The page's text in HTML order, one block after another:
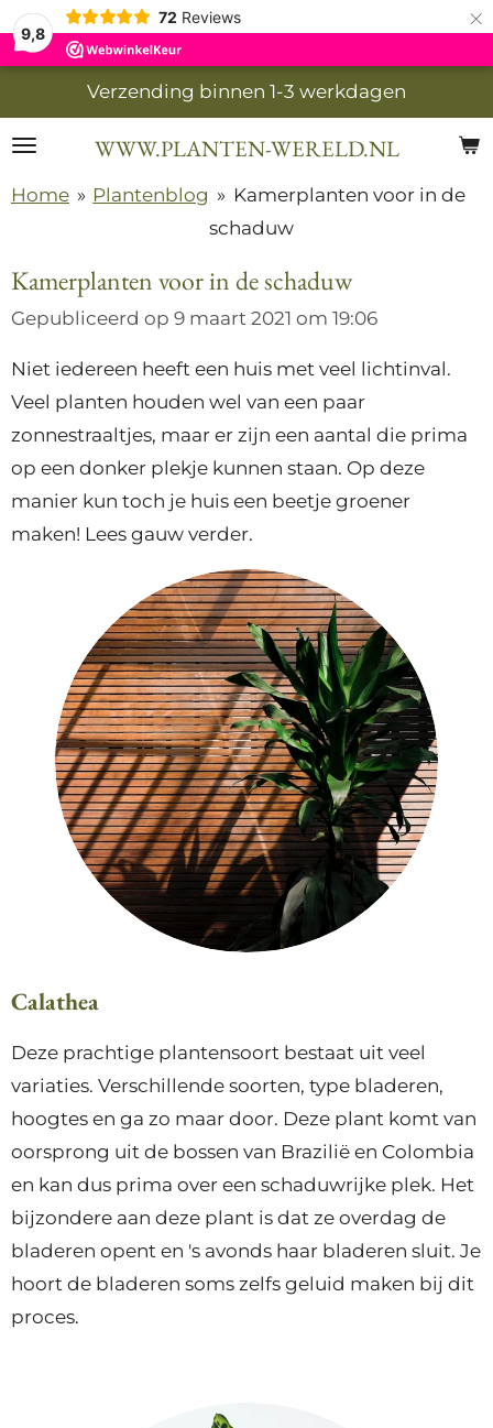
9,8
72 Reviews ×
WWW.PLANTEN-WERELD.NL
Verzending binnen 1-3 werkdagen
Home » Plantenblog » Kamerplanten voor in de
schaduw
Kamerplanten voor in de schaduw
Gepubliceerd op 9 maart 2021 om 19:06
Niet iedereen heeft een huis met veel lichtinval.
Veel planten houden wel van een paar
zonnestraaltjes, maar er zijn een aantal die prima
op een donker plekje kunnen staan. Op deze
manier kun toch je huis een beetje groener
maken! Lees gauw verder.
Calathea
Deze prachtige plantensoort bestaat uit veel
variaties. Verschillende soorten, type bladeren,
hoogtes en ga zo maar door. Deze plant komt van
oorsprong uit de bossen van Brazilië en Colombia
en kan dus prima over een schaduwrijke plek. Het
bijzondere aan deze plant is dat ze overdag de
bladeren opent en 's avonds haar bladeren sluit. Je
hoort de bladeren soms zelfs geluid maken bij dit
proces.